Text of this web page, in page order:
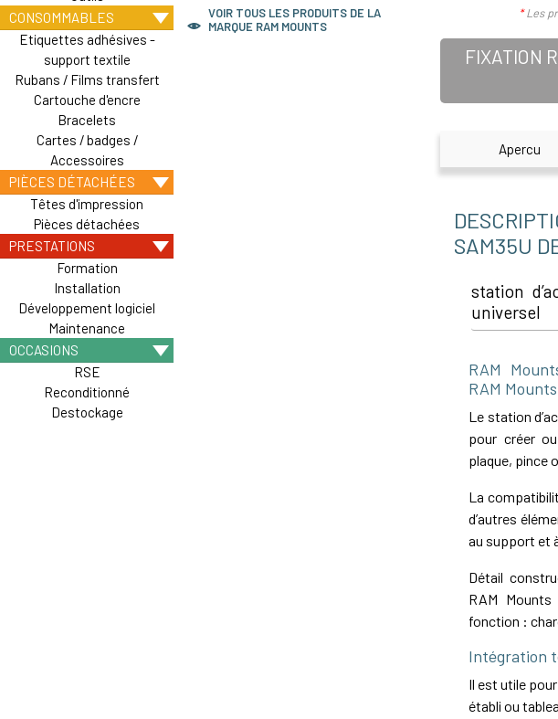
CONSOMMABLES
Etiquettes adhésives -
support textile
Rubans / Films transfert
Cartouche d'encre
Bracelets
Cartes / badges /
Accessoires
PIÈCES DÉTACHÉES
Têtes d'impression
Pièces détachées
PRESTATIONS
Formation
Installation
Développement logiciel
Maintenance
OCCASIONS
RSE
Reconditionné
Destockage
VOIR TOUS LES PRODUITS DE LA
MARQUE RAM MOUNTS
*Les
FIXATION
Apercu
SAM35U
station
universel
RAM
RAM Mounts
Le station
pour créer
plaque, pince
La
d’autres
au support et
Détail
RAM
fonction :
Intégration
Il est utile
établi ou